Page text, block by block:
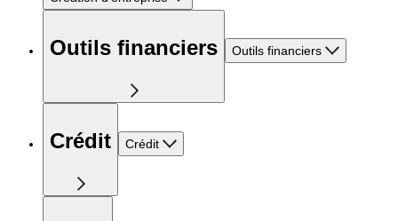
Outils financiers Outils financiers
Crédit Crédit